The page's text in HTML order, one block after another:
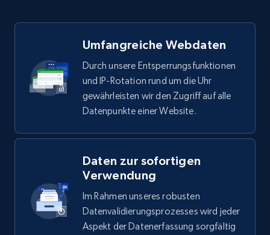
Umfangreiche Webdaten
Durch unsere Entsperrungsfunktionen
und IP-Rotation rund um die Uhr
gewährleisten wir den Zugriff auf alle
Datenpunkte einer Website.
Daten zur sofortigen
Verwendung
Im Rahmen unseres robusten
Datenvalidierungsprozesses wird jeder
Aspekt der Datenerfassung sorgfältig